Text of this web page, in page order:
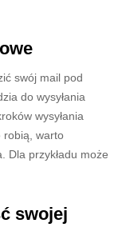
swój mail pod
do wysyłania
wysyłania
robią, warto
Dla przykładu może
swojej